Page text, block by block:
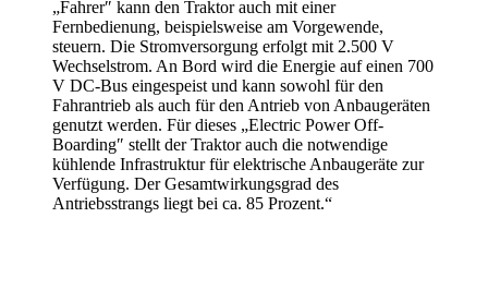
„Fahrer″ kann den Traktor auch mit einer
Fernbedienung, beispielsweise am Vorgewende,
steuern. Die Stromversorgung erfolgt mit 2.500 V
Wechselstrom. An Bord wird die Energie auf einen 700
V DC-Bus eingespeist und kann sowohl für den
Fahrantrieb als auch für den Antrieb von Anbaugeräten
genutzt werden. Für dieses „Electric Power Off-
Boarding″ stellt der Traktor auch die notwendige
kühlende Infrastruktur für elektrische Anbaugeräte zur
Verfügung. Der Gesamtwirkungsgrad des
Antriebsstrangs liegt bei ca. 85 Prozent.“